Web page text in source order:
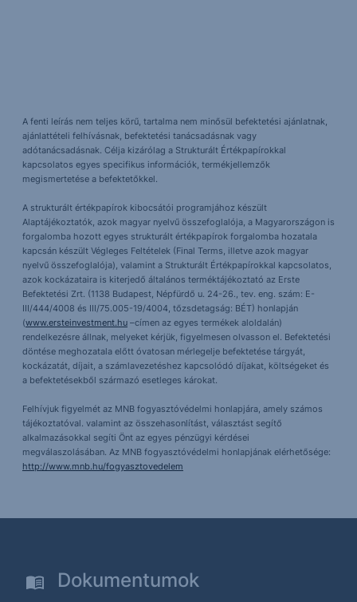
A fenti leírás nem teljes körű, tartalma nem minősül befektetési ajánlatnak,
ajánlattételi felhívásnak, befektetési tanácsadásnak vagy
adótanácsadásnak. Célja kizárólag a Strukturált Értékpapírokkal
kapcsolatos egyes specifikus információk, termékjellemzők
megismertetése a befektetőkkel.
A strukturált értékpapírok kibocsátói programjához készült
Alaptájékoztatók, azok magyar nyelvű összefoglalója, a Magyarországon is
forgalomba hozott egyes strukturált értékpapírok forgalomba hozatala
kapcsán készült Végleges Feltételek (Final Terms, illetve azok magyar
nyelvű összefoglalója), valamint a Strukturált Értékpapírokkal kapcsolatos,
azok kockázataira is kiterjedő általános terméktájékoztató az Erste
Befektetési Zrt. (1138 Budapest, Népfürdő u. 24-26., tev. eng. szám: E-
III/444/4008 és III/75.005-19/4004, tőzsdetagság: BÉT) honlapján
(www.ersteinvestment.hu –címen az egyes termékek aloldalán)
rendelkezésre állnak, melyeket kérjük, figyelmesen olvasson el. Befektetési
döntése meghozatala előtt óvatosan mérlegelje befektetése tárgyát,
kockázatát, díjait, a számlavezetéshez kapcsolódó díjakat, költségeket és
a befektetésekből származó esetleges károkat.
Felhívjuk figyelmét az MNB fogyasztóvédelmi honlapjára, amely számos
tájékoztatóval. valamint az összehasonlítást, választást segítő
alkalmazásokkal segíti Önt az egyes pénzügyi kérdései
megválaszolásában. Az MNB fogyasztóvédelmi honlapjának elérhetősége:
http://www.mnb.hu/fogyasztovedelem
Dokumentumok